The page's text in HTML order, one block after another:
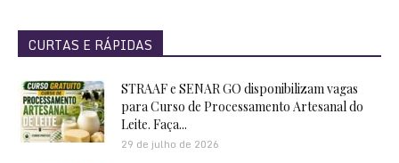
CURTAS E RÁPIDAS
STRAAF e SENAR GO disponibilizam vagas
para Curso de Processamento Artesanal do
Leite. Faça...
29 de julho de 2026